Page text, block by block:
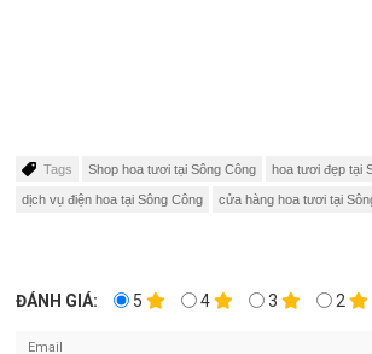
Tags Shop hoa tươi tại Sông Công hoa tươi đẹp tại
dịch vụ điện hoa tại Sông Công cửa hàng hoa tươi tại
ĐÁNH GIÁ: 5 4 3 2